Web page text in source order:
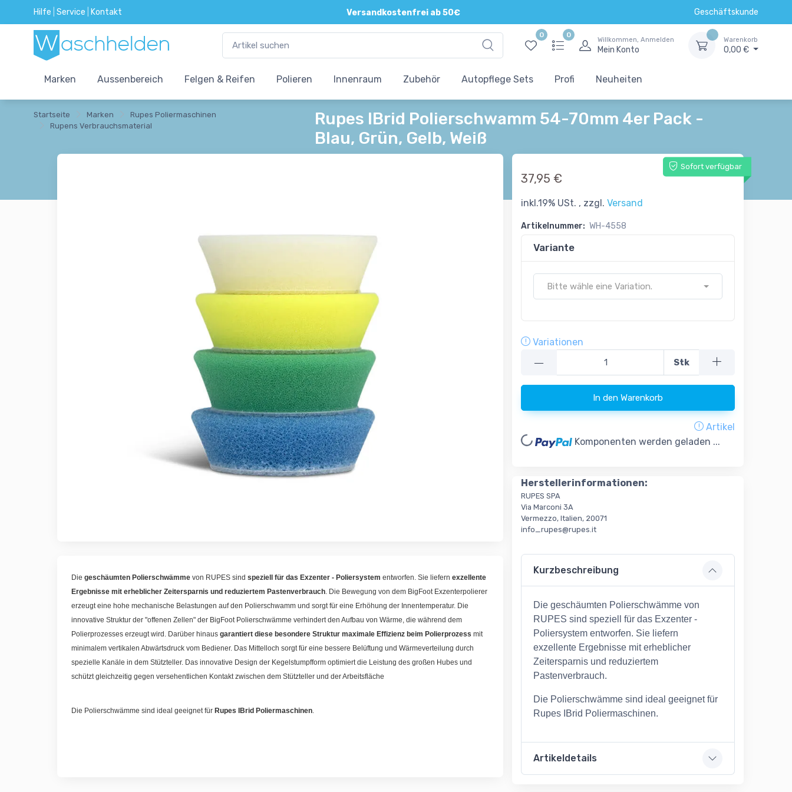
Hilfe Service Kontakt Versandkostenfrei ab 50€
Direkte und persönliche Beratung Geschäftskunde
0 0
Willkommen, Anmelden
Mein Konto
Warenkorb
0,00 €
Marken Aussenbereich Felgen & Reifen Polieren Innenraum Zubehör Autopflege Sets Profi Neuheiten
Startseite Marken
Rupes Poliermaschinen
Rupens Verbrauchsmaterial
Rupes IBrid Polierschwamm 54-70mm 4er Pack -
Blau, Grün, Gelb, Weiß
Die geschäumten Polierschwämme von RUPES sind speziell für das Exzenter - Poliersystem entworfen. Sie liefern exzellente
Ergebnisse mit erheblicher Zeitersparnis und reduziertem Pastenverbrauch. Die Bewegung von dem BigFoot Exzenterpolierer
erzeugt eine hohe mechanische Belastungen auf den Polierschwamm und sorgt für eine Erhöhung der Innentemperatur. Die
innovative Struktur der "offenen Zellen" der BigFoot Polierschwämme verhindert den Aufbau von Wärme, die während dem
Polierprozesses erzeugt wird. Darüber hinaus garantiert diese besondere Struktur maximale Effizienz beim Polierprozess mit
minimalem vertikalen Abwärtsdruck vom Bediener. Das Mittelloch sorgt für eine bessere Belüftung und Wärmeverteilung durch
spezielle Kanäle in dem Stützteller. Das innovative Design der Kegelstumpfform optimiert die Leistung des großen Hubes und
schützt gleichzeitig gegen versehentlichen Kontakt zwischen dem Stützteller und der Arbeitsfläche
Die Polierschwämme sind ideal geeignet für Rupes IBrid Poliermaschinen.
Sofort verfügbar
37,95 €
inkl.19% USt. , zzgl. Versand
Artikelnummer: WH-4558
Variante
Bitte wähle eine Variation.
Variationen
— Stk
In den Warenkorb
Artikel
Loading... Komponenten werden geladen ...
Herstellerinformationen:
RUPES SPA
Via Marconi 3A
Vermezzo, Italien, 20071
info_rupes@rupes.it
Kurzbeschreibung
Die geschäumten Polierschwämme von
RUPES sind speziell für das Exzenter -
Poliersystem entworfen. Sie liefern
exzellente Ergebnisse mit erheblicher
Zeitersparnis und reduziertem
Pastenverbrauch.
Die Polierschwämme sind ideal geeignet für
Rupes IBrid Poliermaschinen.
Artikeldetails